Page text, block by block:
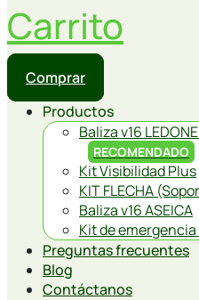
Carrito
Comprar
Productos
Baliza v16
RECOMENDADO
Kit Visibilidad Plus
KIT FLECHA
Baliza v16 ASEICA
Kit de
Preguntas frecuentes
Blog
Contáctanos